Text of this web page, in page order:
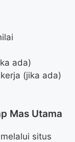
ada)
(jika ada)
Mas Utama
situs